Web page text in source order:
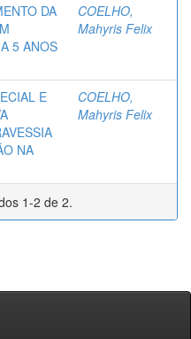
DA
5 ANOS
COELHO,
Mahyris Felix
E
NA
COELHO,
Mahyris Felix
1-2 de 2.